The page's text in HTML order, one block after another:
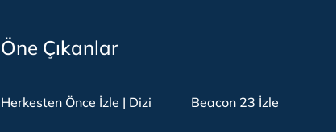
Öne Çıkanlar
Herkesten Önce İzle | Dizi Beacon 23 İzle